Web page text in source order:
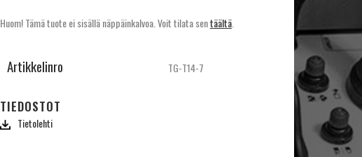
Huom! Tämä tuote ei sisällä näppäinkalvoa. Voit tilata sentäältä.
Artikkelinro TG-T14-7
TIEDOSTOT
Tietolehti